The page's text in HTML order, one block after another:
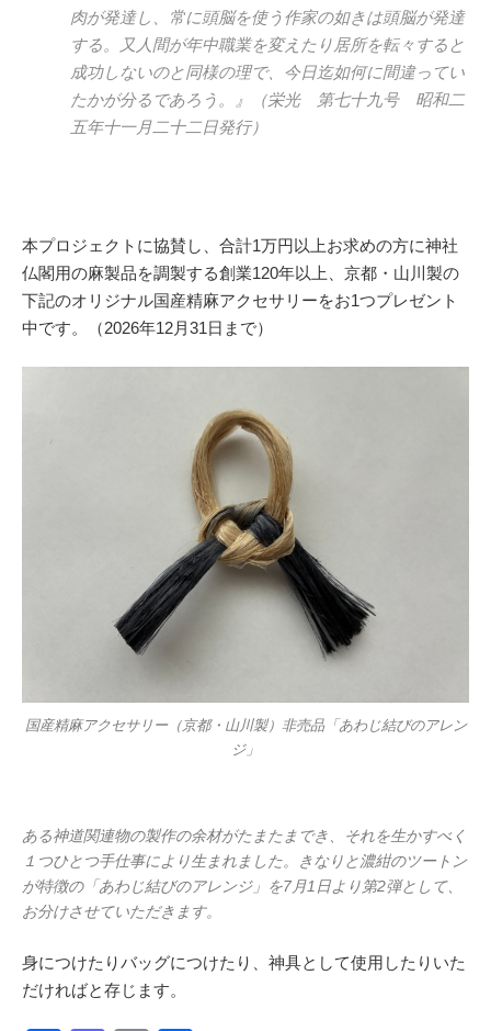
肉が発達し、常に頭脳を使う作家の如きは頭脳が発達
する。又人間が年中職業を変えたり居所を転々すると
成功しないのと同様の理で、今日迄如何に間違ってい
たかが分るであろう。』（栄光 第七十九号 昭和二
五年十一月二十二日発行）
本プロジェクトに協賛し、合計1万円以上お求めの方に神社
仏閣用の麻製品を調製する創業120年以上、京都・山川製の
下記のオリジナル国産精麻アクセサリーをお1つプレゼント
中です。（2026年12月31日まで）
国産精麻アクセサリー（京都・山川製）非売品「あわじ結びのアレン
ジ」
ある神道関連物の製作の余材がたまたまでき、それを生かすべく
１つひとつ手仕事により生まれました。きなりと濃紺のツートン
が特徴の「あわじ結びのアレンジ」を7月1日より第2弾として、
お分けさせていただきます。
身につけたりバッグにつけたり、神具として使用したりいた
だければと存じます。